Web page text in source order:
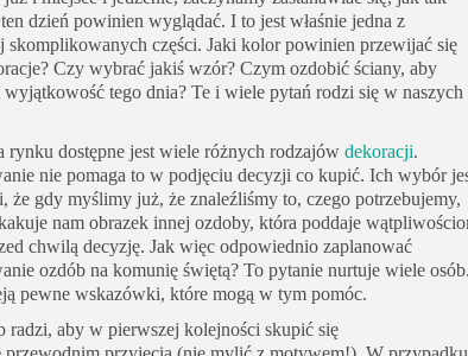
dzień powinien wyglądać. I to jest właśnie jedna z
skomplikowanych części. Jaki kolor powinien przewijać się
Czy wybrać jakiś wzór? Czym ozdobić ściany, aby
tego dnia? Te i wiele pytań rodzi się w naszych
rynku dostępne jest wiele różnych rodzajów dekoracji.
nie pomaga to w podjęciu decyzji co kupić. Ich wybór
że gdy myślimy już, że znaleźliśmy to, czego potrzebujemy,
nam obrazek innej ozdoby, która poddaje
chwilą decyzję. Jak więc odpowiednio zaplanować
ozdób na komunię świętą? To pytanie nurtuje wiele
pewne wskazówki, które mogą w tym pomóc.
radzi, aby w pierwszej kolejności skupić się